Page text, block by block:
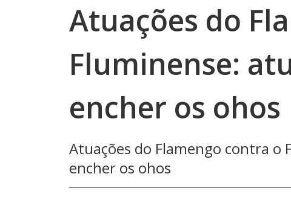
Atuações do
Fluminense:
encher os ohos
Atuações do Flamengo contra o
encher os ohos